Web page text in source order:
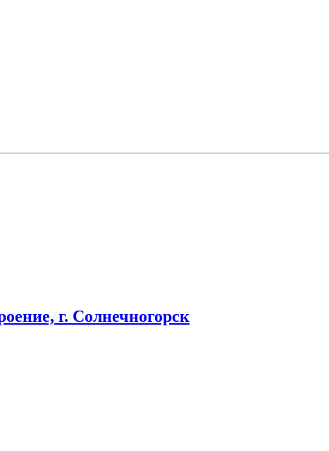
г. Солнечногорск